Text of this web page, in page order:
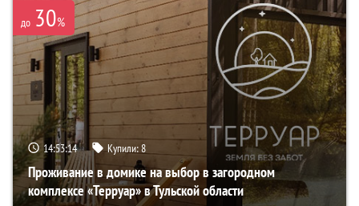
до 30%
14:53:13 Купили:8
Проживание в домике на выбор в загородном
комплексе «Терруар» в Тульской области